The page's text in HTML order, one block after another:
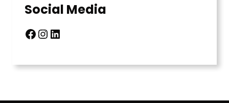
Social Media
Facebook InstagramLinkedIn